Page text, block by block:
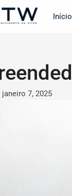
Início
janeiro 7, 2025